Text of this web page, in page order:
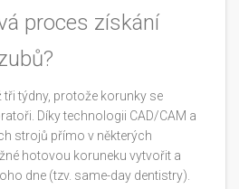
proces získání
tři týdny, protože korunky se
Díky technologii CAD/CAM a
strojů přímo v některých
hotovou koruneku vytvořit a
dne (tzv. same-day dentistry).